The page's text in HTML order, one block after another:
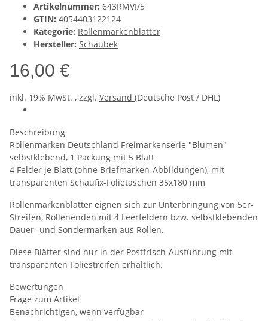
Artikelnummer: 643RMVI/5
GTIN: 4054403122124
Kategorie: Rollenmarkenblätter
Hersteller: Schaubek
16,00 €
inkl. 19% MwSt. , zzgl. Versand (Deutsche Post / DHL)
Beschreibung
Rollenmarken Deutschland Freimarkenserie "Blumen"
selbstklebend, 1 Packung mit 5 Blatt
4 Felder je Blatt (ohne Briefmarken-Abbildungen), mit
transparenten Schaufix-Folietaschen 35x180 mm
Rollenmarkenblätter eignen sich zur Unterbringung von 5er-
Streifen, Rollenenden mit 4 Leerfeldern bzw. selbstklebenden
Dauer- und Sondermarken aus Rollen.
Diese Blätter sind nur in der Postfrisch-Ausführung mit
transparenten Foliestreifen erhältlich.
Bewertungen
Frage zum Artikel
Benachrichtigen, wenn verfügbar